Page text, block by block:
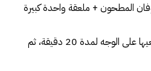
المطحون + ملعقة واحدة كبيرة
اخلطي المقادير، وضعيها على الوجه لمدة 20 دقيقة، ثم